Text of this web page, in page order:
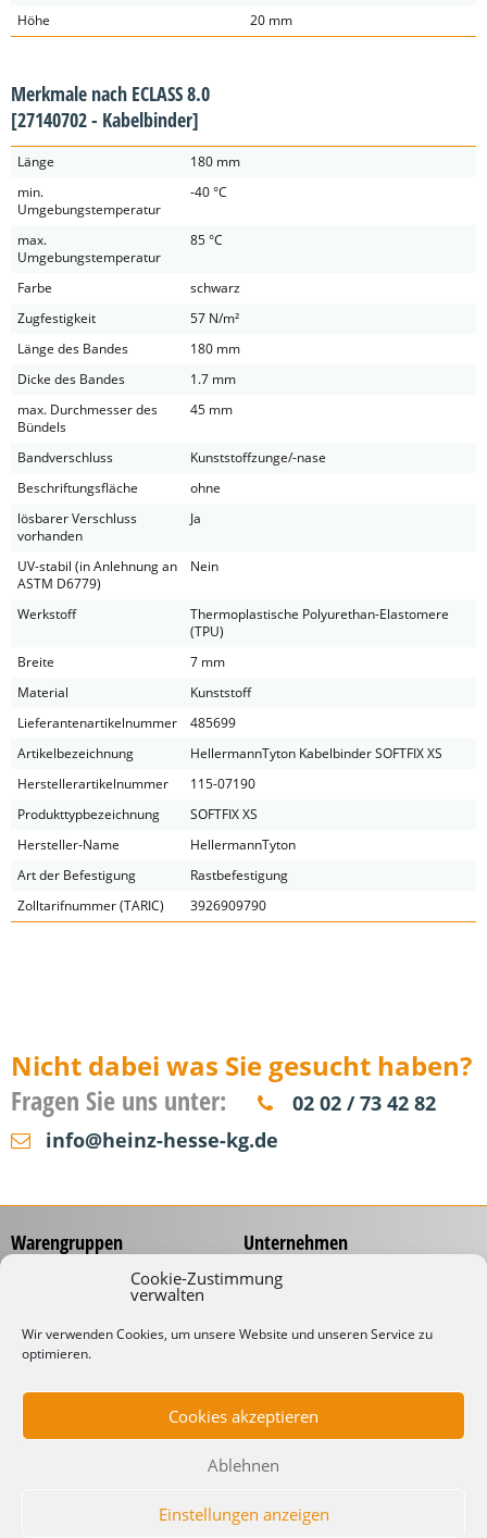
Cookie-Zustimmung
verwalten
Wir verwenden Cookies, um unsere Website und unseren Service zu
optimieren.
Cookies akzeptieren
Ablehnen
Einstellungen anzeigen
Höhe
20 mm
Merkmale nach ECLASS 8.0
[27140702 - Kabelbinder]
Länge
180 mm
min.
Umgebungstemperatur
-40 °C
max.
Umgebungstemperatur
85 °C
Farbe
schwarz
Zugfestigkeit
57 N/m²
Länge des Bandes
180 mm
Dicke des Bandes
1.7 mm
max. Durchmesser des
Bündels
45 mm
Bandverschluss
Kunststoffzunge/-nase
Beschriftungsfläche
ohne
lösbarer Verschluss
vorhanden
Ja
UV-stabil (in Anlehnung an
ASTM D6779)
Nein
Werkstoff
Thermoplastische Polyurethan-Elastomere
(TPU)
Breite
7 mm
Material
Kunststoff
Lieferantenartikelnummer
485699
Artikelbezeichnung
HellermannTyton Kabelbinder SOFTFIX XS
Herstellerartikelnummer
115-07190
Produkttypbezeichnung
SOFTFIX XS
Hersteller-Name
HellermannTyton
Art der Befestigung
Rastbefestigung
Zolltarifnummer (TARIC)
3926909790
Nicht dabei was Sie gesucht haben?
Fragen Sie uns unter:
02 02 / 73 42 82
info@heinz-hesse-kg.de
Warengruppen
Koffer & Taschen
Kabelbinder
Unternehmen
Service
Katalog
Downloads
Impressum